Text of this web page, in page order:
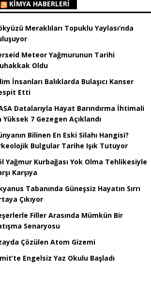
KIMYA HABERLERI
Meraklıları Topuklu Yaylası’nda
Meteor Yağmurunun Tarihi
Oldu
İnsanları Balıklarda Bulaşıcı Kanser
Etti
Datalarıyla Hayat Barındırma İhtimali
Yüksek 7 Gezegen Açıklandı
Bilinen En Eski Silahı Hangisi?
Bulgular Tarihe Işık Tutuyor
Yağmur Kurbağası Yok Olma Tehlikesiyle
Karşıya
Tabanında Güneşsiz Hayatın Sırrı
Çıkıyor
Filler Arasında Mümkün Bir
Senaryosu
Çözülen Atom Gizemi
Engelsiz Yaz Okulu Başladı